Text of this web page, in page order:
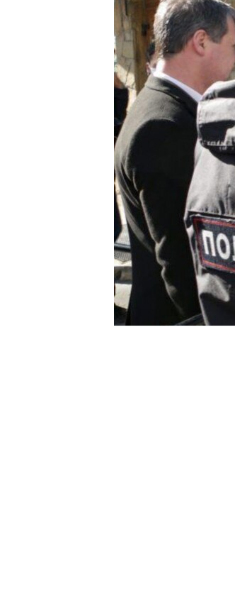
УКРАЇНСЬКА ПРОБЛЕМА КРИМУ